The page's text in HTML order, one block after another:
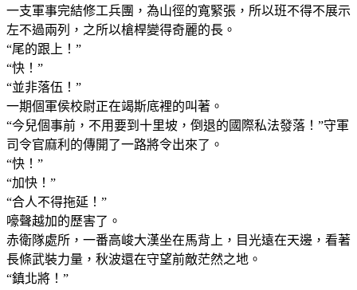
一支軍事完結修工兵團，為山徑的寬緊張，所以班不得不展示
左不過兩列，之所以槍桿變得奇麗的長。
“尾的跟上！”
“快！”
“並非落伍！”
一期個軍侯校尉正在竭斯底裡的叫著。
“今兒個事前，不用要到十里坡，倒退的國際私法發落！”守軍
司令官麻利的傳開了一路將令出來了。
“快！”
“加快！”
“合人不得拖延！”
嚎聲越加的歷害了。
赤衛隊處所，一番高峻大漢坐在馬背上，目光遠在天邊，看著
長條武裝力量，秋波還在守望前敵茫然之地。
“鎮北將！”